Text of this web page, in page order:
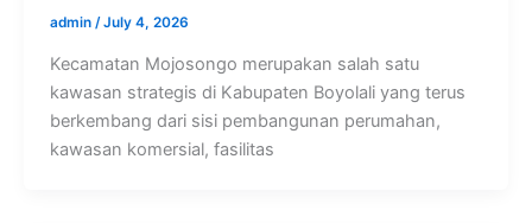
admin /July 4, 2026
Kecamatan Mojosongo merupakan salah satu
kawasan strategis di Kabupaten Boyolali yang terus
berkembang dari sisi pembangunan perumahan,
kawasan komersial, fasilitas